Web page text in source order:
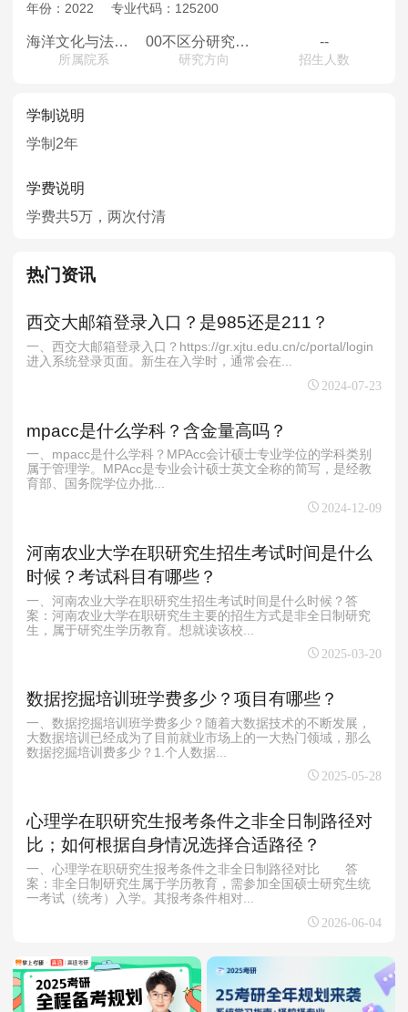
年份： 2022 专业代码： 125200
海洋文化与法律学院
所属院系
00不区分研究方向
研究方向
--
招生人数
学制说明
学制2年
学费说明
学费共5万，两次付清
热门资讯
西交大邮箱登录入口？是985还是211？
一、西交大邮箱登录入口？https://gr.xjtu.edu.cn/c/portal/login
进入系统登录页面。‌新生在入学时，通常会在...
2024-07-23
mpacc是什么学科？含金量高吗？
一、mpacc是什么学科？MPAcc会计硕士专业学位的学科类别
属于管理学。MPAcc是专业会计硕士英文全称的简写，是经教
育部、国务院学位办批...
2024-12-09
河南农业大学在职研究生招生考试时间是什么
时候？考试科目有哪些？
一、河南农业大学在职研究生招生考试时间是什么时候？答
案：河南农业大学在职研究生主要的招生方式是非全日制研究
生，属于研究生学历教育。想就读该校...
2025-03-20
数据挖掘培训班学费多少？项目有哪些？
一、数据挖掘培训班学费多少？随着大数据技术的不断发展，
大数据培训已经成为了目前就业市场上的一大热门领域，那么
数据挖掘培训费多少？1.个人数据...
2025-05-28
心理学在职研究生报考条件之非全日制路径对
比；如何根据自身情况选择合适路径？
一、心理学在职研究生报考条件之非全日制路径对比 答
案：非全日制研究生属于学历教育，需参加全国硕士研究生统
一考试（统考）入学。其报考条件相对...
2026-06-04